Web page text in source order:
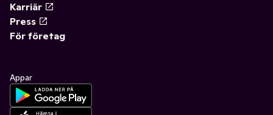
Karriär
Press
För företag
Appar